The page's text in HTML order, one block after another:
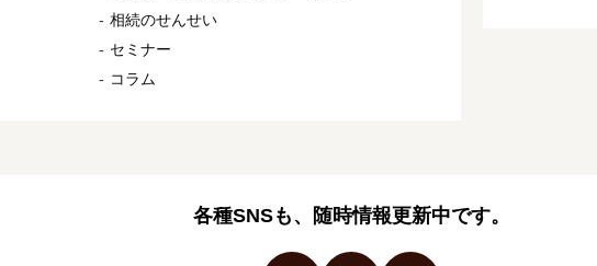
相続のせんせい
セミナー
コラム
各種SNSも、随時情報更新中です。